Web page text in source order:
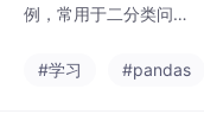
例，常用于二分类问题
况。本项目将使用 Pyth
#学习 #pandas